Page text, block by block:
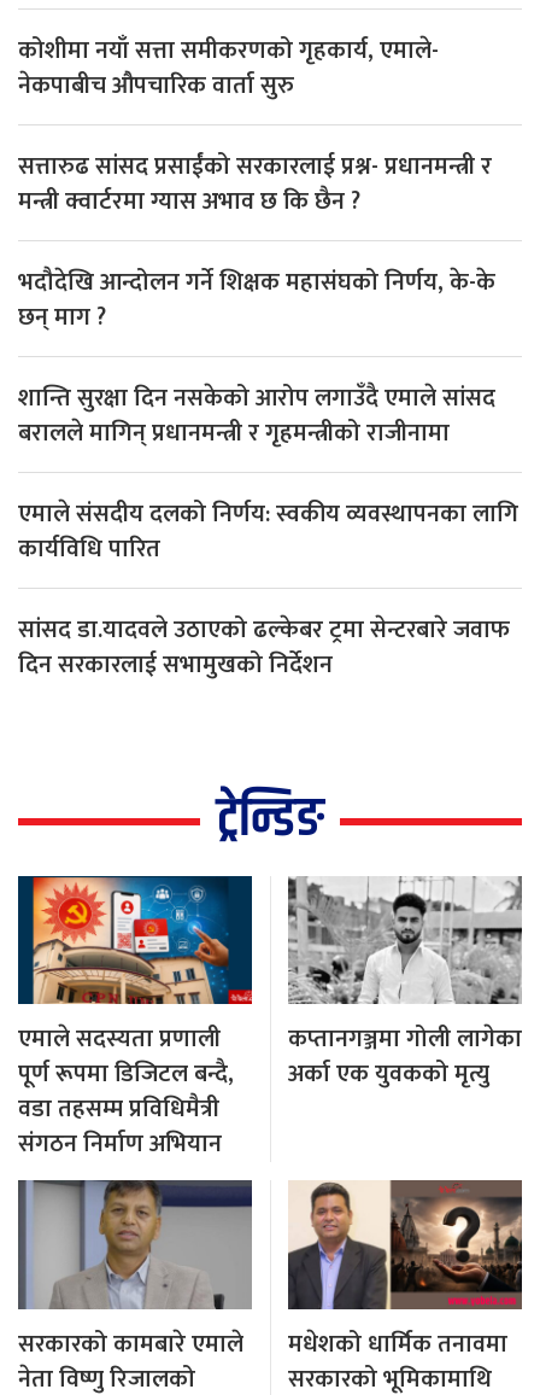
कोशीमा नयाँ सत्ता समीकरणको गृहकार्य, एमाले-
नेकपाबीच औपचारिक वार्ता सुरु
सत्तारुढ सांसद प्रसाईंको सरकारलाई प्रश्न- प्रधानमन्त्री र
मन्त्री क्वार्टरमा ग्यास अभाव छ कि छैन ?
भदौदेखि आन्दोलन गर्ने शिक्षक महासंघको निर्णय, के-के
छन् माग ?
शान्ति सुरक्षा दिन नसकेको आरोप लगाउँदै एमाले सांसद
बरालले मागिन् प्रधानमन्त्री र गृहमन्त्रीको राजीनामा
एमाले संसदीय दलको निर्णय: स्वकीय व्यवस्थापनका लागि
कार्यविधि पारित
सांसद डा‍‍.यादवले उठाएको ढल्केबर ट्रमा सेन्टरबारे जवाफ
दिन सरकारलाई सभामुखको निर्देशन
ट्रेन्डिङ
एमाले सदस्यता प्रणाली
पूर्ण रूपमा डिजिटल बन्दै,
वडा तहसम्म प्रविधिमैत्री
संगठन निर्माण अभियान
कप्तानगञ्जमा गोली लागेका
अर्का एक युवकको मृत्यु
सरकारको कामबारे एमाले
नेता विष्णु रिजालको
मधेशको धार्मिक तनावमा
सरकारको भूमिकामाथि